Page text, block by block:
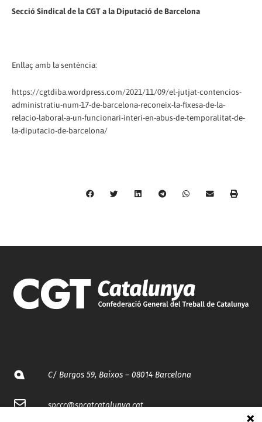
Secció Sindical de la CGT a la Diputació de Barcelona
Enllaç amb la sentència:
https://cgtdiba.wordpress.com/2021/11/09/el-jutjat-contencios-
administratiu-num-17-de-barcelona-reconeix-la-fixesa-de-la-
relacio-laboral-a-un-funcionari-interi-en-abus-de-temporalitat-de-
la-diputacio-de-barcelona/
C/ Burgos 59, Baixos – 08014 Barcelona
spccc@spcgtcatalunya.cat